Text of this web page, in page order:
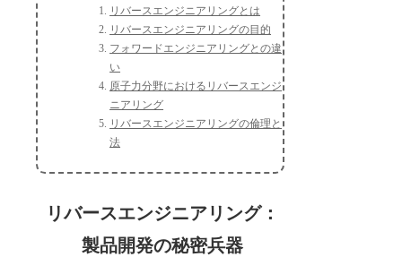
リバースエンジニアリングとは
リバースエンジニアリングの目的
フォワードエンジニアリングとの違
い
原子力分野におけるリバースエンジ
ニアリング
リバースエンジニアリングの倫理と
法
リバースエンジニアリング：
製品開発の秘密兵器